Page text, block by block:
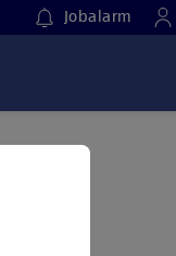
Jobalarm